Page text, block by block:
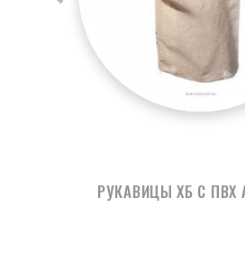
РУКАВИЦЫ ХБ С ПВХ